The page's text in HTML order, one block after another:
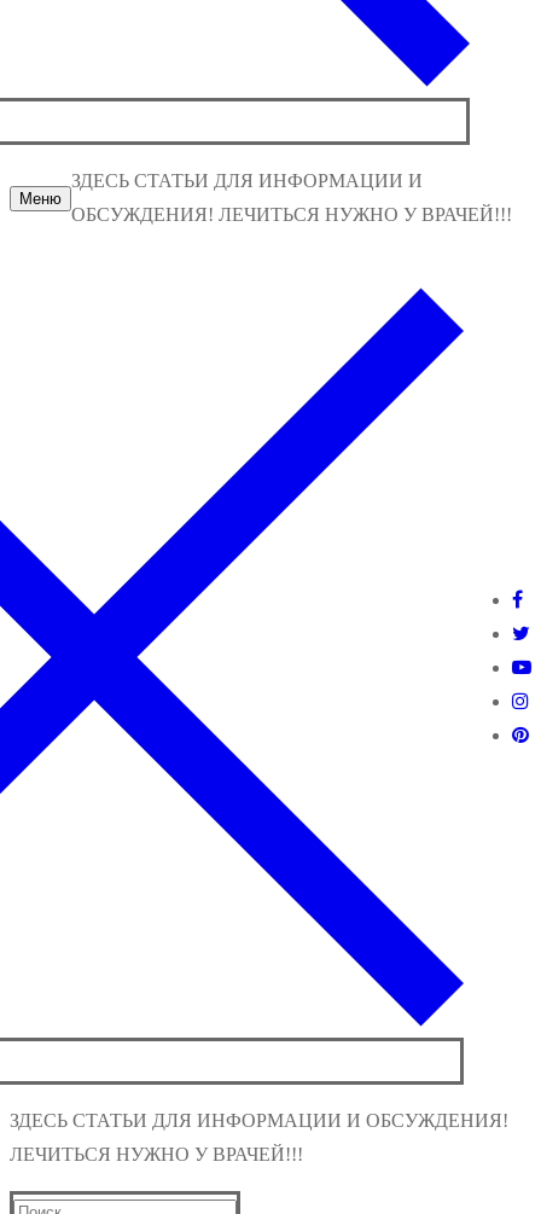
Меню
ЗДЕСЬ СТАТЬИ ДЛЯ ИНФОРМАЦИИ И
ОБСУЖДЕНИЯ! ЛЕЧИТЬСЯ НУЖНО У ВРАЧЕЙ!!!
ЗДЕСЬ СТАТЬИ ДЛЯ ИНФОРМАЦИИ И ОБСУЖДЕНИЯ!
ЛЕЧИТЬСЯ НУЖНО У ВРАЧЕЙ!!!
Найти: